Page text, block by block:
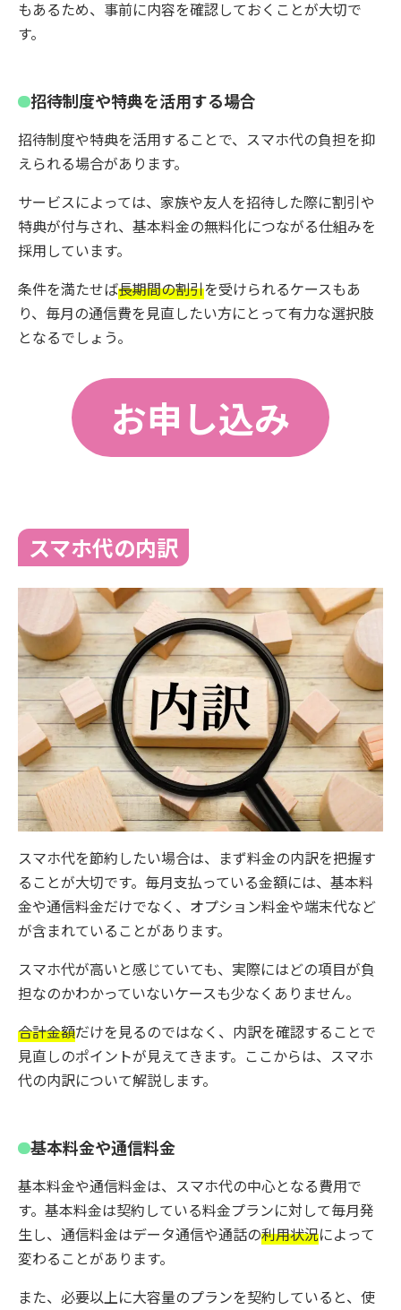
もあるため、事前に内容を確認しておくことが大切で
す。
招待制度や特典を活用する場合
招待制度や特典を活用することで、スマホ代の負担を抑
えられる場合があります。
サービスによっては、家族や友人を招待した際に割引や
特典が付与され、基本料金の無料化につながる仕組みを
採用しています。
条件を満たせば長期間の割引を受けられるケースもあ
り、毎月の通信費を見直したい方にとって有力な選択肢
となるでしょう。
お申し込み
スマホ代の内訳
スマホ代を節約したい場合は、まず料金の内訳を把握す
ることが大切です。毎月支払っている金額には、基本料
金や通信料金だけでなく、オプション料金や端末代など
が含まれていることがあります。
スマホ代が高いと感じていても、実際にはどの項目が負
担なのかわかっていないケースも少なくありません。
合計金額だけを見るのではなく、内訳を確認することで
見直しのポイントが見えてきます。ここからは、スマホ
代の内訳について解説します。
基本料金や通信料金
基本料金や通信料金は、スマホ代の中心となる費用で
す。基本料金は契約している料金プランに対して毎月発
生し、通信料金はデータ通信や通話の利用状況によって
変わることがあります。
また、必要以上に大容量のプランを契約していると、使